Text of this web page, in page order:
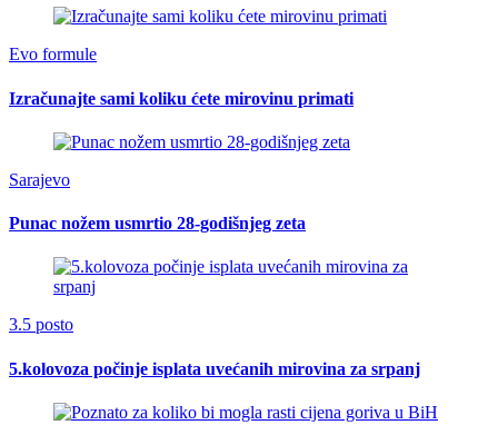
Evo formule
Izračunajte sami koliku ćete mirovinu primati
Sarajevo
Punac nožem usmrtio 28-godišnjeg zeta
3.5 posto
5.kolovoza počinje isplata uvećanih mirovina za srpanj